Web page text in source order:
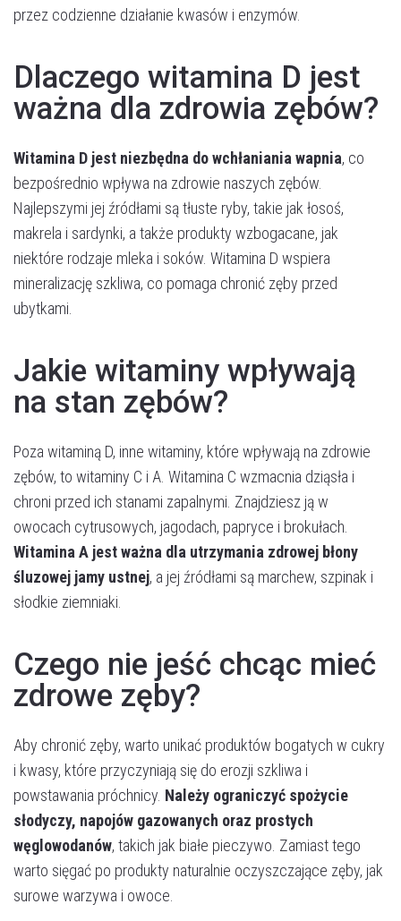
przez codzienne działanie kwasów i enzymów.
Dlaczego witamina D jest
ważna dla zdrowia zębów?
Witamina D jest niezbędna do wchłaniania wapnia, co
bezpośrednio wpływa na zdrowie naszych zębów.
Najlepszymi jej źródłami są tłuste ryby, takie jak łosoś,
makrela i sardynki, a także produkty wzbogacane, jak
niektóre rodzaje mleka i soków. Witamina D wspiera
mineralizację szkliwa, co pomaga chronić zęby przed
ubytkami​​.
Jakie witaminy wpływają
na stan zębów?
Poza witaminą D, inne witaminy, które wpływają na zdrowie
zębów, to witaminy C i A. Witamina C wzmacnia dziąsła i
chroni przed ich stanami zapalnymi. Znajdziesz ją w
owocach cytrusowych, jagodach, papryce i brokułach.
Witamina A jest ważna dla utrzymania zdrowej błony
śluzowej jamy ustnej, a jej źródłami są marchew, szpinak i
słodkie ziemniaki​.
Czego nie jeść chcąc mieć
zdrowe zęby?
Aby chronić zęby, warto unikać produktów bogatych w cukry
i kwasy, które przyczyniają się do erozji szkliwa i
powstawania próchnicy. Należy ograniczyć spożycie
słodyczy, napojów gazowanych oraz prostych
węglowodanów, takich jak białe pieczywo. Zamiast tego
warto sięgać po produkty naturalnie oczyszczające zęby, jak
surowe warzywa i owoce.